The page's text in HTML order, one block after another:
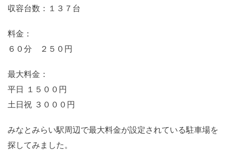
収容台数：１３７台
料金：
６０分 ２５０円
最大料金：
平日 １５００円
土日祝 ３０００円
みなとみらい駅周辺で最大料金が設定されている駐車場を
探してみました。